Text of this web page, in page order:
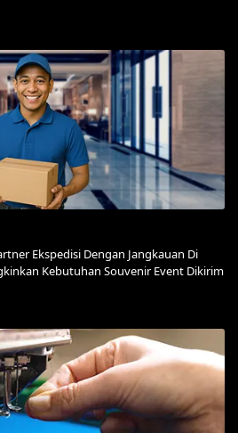
Ekspedisi Dengan Jangkauan Di
Kebutuhan Souvenir Event Dikirim